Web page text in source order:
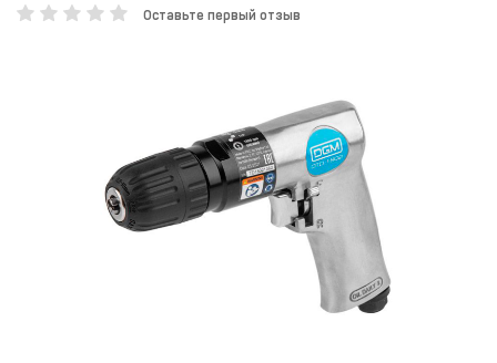
Оставьте первый отзыв